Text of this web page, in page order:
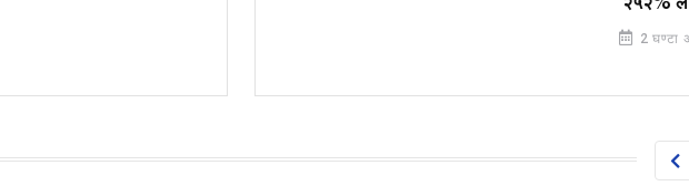
2 घण्टा